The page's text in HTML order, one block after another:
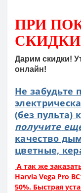
ПРИ
Дарим скидки!
онлайн!
Не забудьте
(без пульта)
получите
качество
цветные,
А так же
Harvia Vega Pro
50%. Быстрая